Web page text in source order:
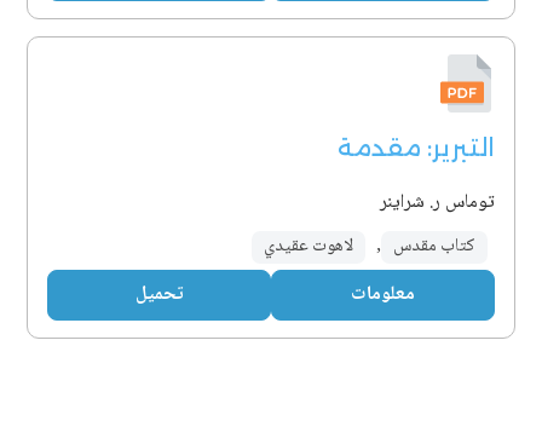
التبرير: مقدمة
توماس ر. شراينر
كتاب مقدس , لاهوت عقيدي
معلومات تحميل